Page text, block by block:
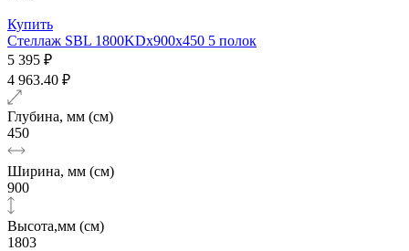
Купить
Стеллаж SBL 1800KDх900x450 5 полок
5 395 ₽
4 963.40 ₽
Глубина, мм (см)
450
Ширина, мм (см)
900
Высота,мм (см)
1803